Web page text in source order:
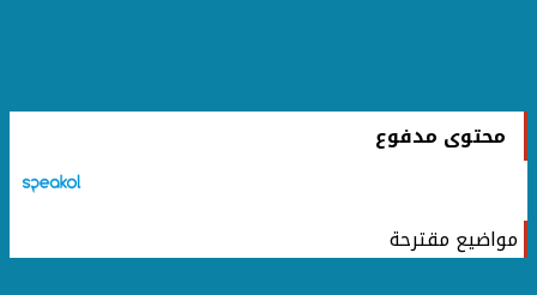
محتوى مدفوع
مواضيع مقترحة